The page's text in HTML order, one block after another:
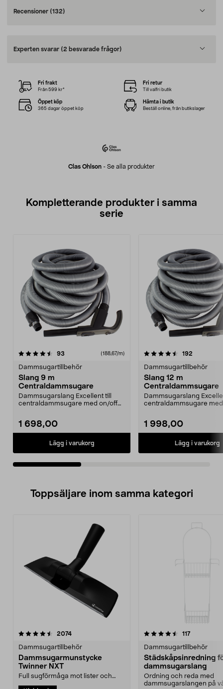
Recensioner (132)
Experten svarar (2 besvarade frågor)
Clas Ohlson - Se alla produkter
Fri frakt
Från 599 kr*
Fri retur
Till valfri butik
Öppet köp
365 dagar öppet köp
Hämta i butik
Beställ online, från butikslager
Kompletterande produkter i samma
serie
93 (188,67/m)
Dammsugartillbehör
Slang 9 m
Centraldammsugare
Dammsugarslang Excellent till
centraldammsugare med on/off
1 698,00
Lägg i varukorg
4.5av 5 stjärnor 192
Dammsugartillbehör
Slang 12 m
Centraldammsugare
Dammsugarslang
centraldammsugare
1 998,00
Lägg i varukorg
4.0av 5 stjärnor
Toppsäljare inom samma kategori
2074recensioner
Dammsugartillbehör
Dammsugarmunstycke
Twinner NXT
Full sugförmåga mot lister och
4.5 av 5 stjärnor 117recensioner
Dammsugartillbehör
Städskåpsinredning
dammsugarslang
Ordning och reda med
dammsugarslangen på
4.0 av 5 stjärnor